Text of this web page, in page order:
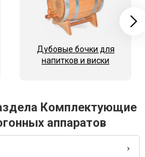
Дубовые бочки для
напитков и виски
Комплектующие
аппаратов